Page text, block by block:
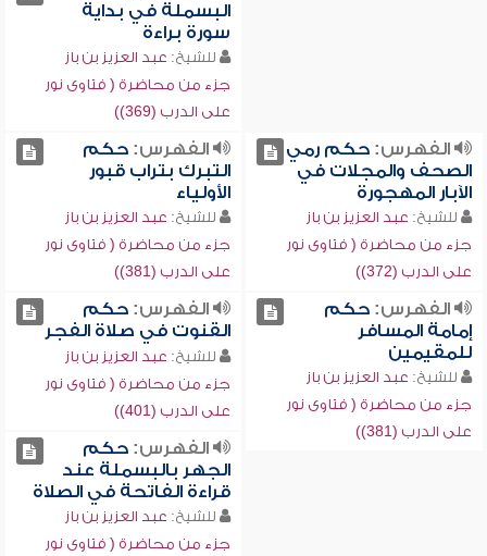
البسملة في بداية
سورة براءة
للشيخ: عبد العزيز بن باز
جزء من محاضرة ( فتاوى نور
على الدرب (369))
الفهرس:حكم رمي
الصحف والمجلات في
الآبار المهجورة
للشيخ: عبد العزيز بن باز
جزء من محاضرة ( فتاوى نور
على الدرب (372))
الفهرس:حكم
التبرك بتراب قبور
الأولياء
للشيخ: عبد العزيز بن باز
جزء من محاضرة ( فتاوى نور
على الدرب (381))
الفهرس:حكم
إمامة المسافر
للمقيمين
للشيخ: عبد العزيز بن باز
جزء من محاضرة ( فتاوى نور
على الدرب (381))
الفهرس:حكم
القنوت في صلاة الفجر
للشيخ: عبد العزيز بن باز
جزء من محاضرة ( فتاوى نور
على الدرب (401))
الفهرس:حكم
الجهر بالبسملة عند
قراءة الفاتحة في الصلاة
للشيخ: عبد العزيز بن باز
جزء من محاضرة ( فتاوى نور